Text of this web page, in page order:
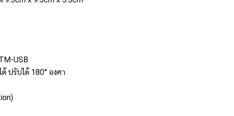
USB
ปรับได้ 180° องศา